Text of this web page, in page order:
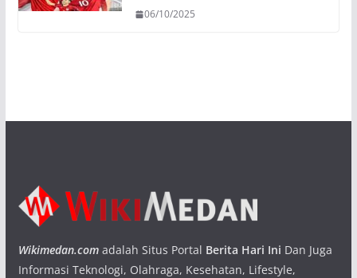
06/10/2025
Wikimedan.comadalah Situs Portal Berita Hari Ini Dan Juga
Informasi Teknologi, Olahraga, Kesehatan, Lifestyle,